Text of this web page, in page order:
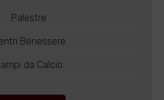
Palestre
Benessere
da Calcio